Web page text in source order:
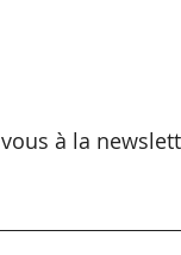
à la